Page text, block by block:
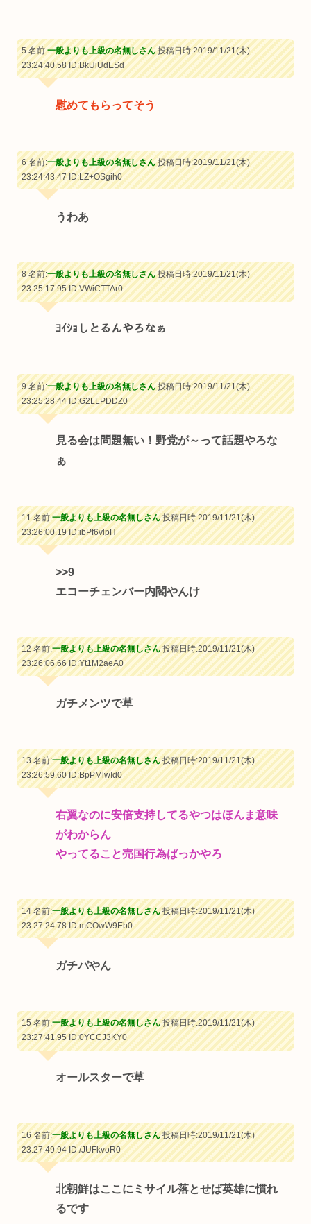
5 名前:一般よりも上級の名無しさん投稿日時:2019/11/21(木)
23:24:40.58ID:BkUiUdESd
慰めてもらってそう
6 名前:一般よりも上級の名無しさん投稿日時:2019/11/21(木)
23:24:43.47ID:LZ+OSgih0
うわあ
8 名前:一般よりも上級の名無しさん投稿日時:2019/11/21(木)
23:25:17.95ID:VWiCTTAr0
ﾖｲｼｮしとるんやろなぁ
9 名前:一般よりも上級の名無しさん投稿日時:2019/11/21(木)
23:25:28.44ID:G2LLPDDZ0
見る会は問題無い！野党が～って話題やろな
ぁ
11 名前:一般よりも上級の名無しさん投稿日時:2019/11/21(木)
23:26:00.19ID:ibPf6vlpH
>>9
エコーチェンバー内閣やんけ
12 名前:一般よりも上級の名無しさん投稿日時:2019/11/21(木)
23:26:06.66ID:Yt1M2aeA0
ガチメンツで草
13 名前:一般よりも上級の名無しさん投稿日時:2019/11/21(木)
23:26:59.60ID:BpPMlwId0
右翼なのに安倍支持してるやつはほんま意味
がわからん
やってること売国行為ばっかやろ
14 名前:一般よりも上級の名無しさん投稿日時:2019/11/21(木)
23:27:24.78ID:mCOwW9Eb0
ガチパやん
15 名前:一般よりも上級の名無しさん投稿日時:2019/11/21(木)
23:27:41.95ID:0YCCJ3KY0
オールスターで草
16 名前:一般よりも上級の名無しさん投稿日時:2019/11/21(木)
23:27:49.94ID:/JUFkvoR0
北朝鮮はここにミサイル落とせば英雄に慣れ
るです